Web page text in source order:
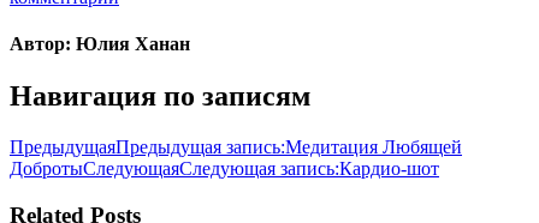
Автор: Юлия Ханан
Навигация по записям
ПредыдущаяПредыдущая запись:Медитация Любящей
ДобротыСледующаяСледующая запись:Кардио-шот
Related Posts